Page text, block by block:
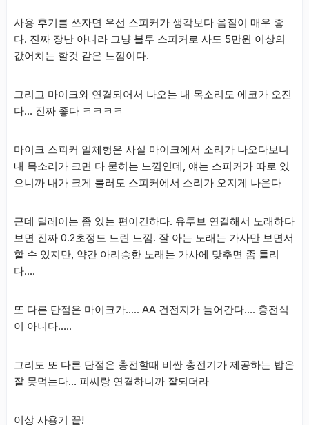
사용 후기를 쓰자면 우선 스피커가 생각보다 음질이 매우 좋
다. 진짜 장난 아니라 그냥 블투 스피커로 사도 5만원 이상의
값어치는 할것 같은 느낌이다.
그리고 마이크와 연결되어서 나오는 내 목소리도 에코가 오진
다… 진짜 좋다 ㅋㅋㅋㅋ
마이크 스피커 일체형은 사실 마이크에서 소리가 나오다보니
내 목소리가 크면 다 묻히는 느낌인데, 얘는 스피커가 따로 있
으니까 내가 크게 불러도 스피커에서 소리가 오지게 나온다
근데 딜레이는 좀 있는 편이긴하다. 유투브 연결해서 노래하다
보면 진짜 0.2초정도 느린 느낌. 잘 아는 노래는 가사만 보면서
할 수 있지만, 약간 아리송한 노래는 가사에 맞추면 좀 틀리
다….
또 다른 단점은 마이크가….. AA 건전지가 들어간다…. 충전식
이 아니다…..
그리도 또 다른 단점은 충전할때 비싼 충전기가 제공하는 밥은
잘 못먹는다… 피씨랑 연결하니까 잘되더라
이상 사용기 끝!